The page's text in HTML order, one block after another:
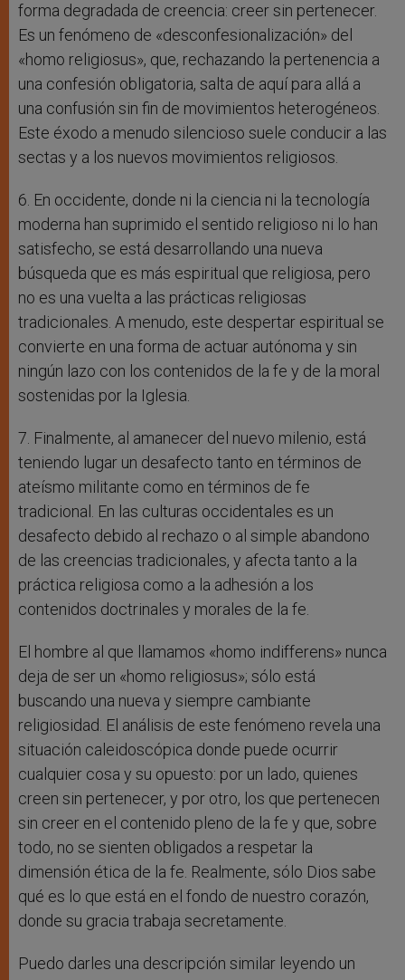
forma degradada de creencia: creer sin pertenecer.
Es un fenómeno de «desconfesionalización» del
«homo religiosus», que, rechazando la pertenencia a
una confesión obligatoria, salta de aquí para allá a
una confusión sin fin de movimientos heterogéneos.
Este éxodo a menudo silencioso suele conducir a las
sectas y a los nuevos movimientos religiosos.
6. En occidente, donde ni la ciencia ni la tecnología
moderna han suprimido el sentido religioso ni lo han
satisfecho, se está desarrollando una nueva
búsqueda que es más espiritual que religiosa, pero
no es una vuelta a las prácticas religiosas
tradicionales. A menudo, este despertar espiritual se
convierte en una forma de actuar autónoma y sin
ningún lazo con los contenidos de la fe y de la moral
sostenidas por la Iglesia.
7. Finalmente, al amanecer del nuevo milenio, está
teniendo lugar un desafecto tanto en términos de
ateísmo militante como en términos de fe
tradicional. En las culturas occidentales es un
desafecto debido al rechazo o al simple abandono
de las creencias tradicionales, y afecta tanto a la
práctica religiosa como a la adhesión a los
contenidos doctrinales y morales de la fe.
El hombre al que llamamos «homo indifferens» nunca
deja de ser un «homo religiosus»; sólo está
buscando una nueva y siempre cambiante
religiosidad. El análisis de este fenómeno revela una
situación caleidoscópica donde puede ocurrir
cualquier cosa y su opuesto: por un lado, quienes
creen sin pertenecer, y por otro, los que pertenecen
sin creer en el contenido pleno de la fe y que, sobre
todo, no se sienten obligados a respetar la
dimensión ética de la fe. Realmente, sólo Dios sabe
qué es lo que está en el fondo de nuestro corazón,
donde su gracia trabaja secretamente.
Puedo darles una descripción similar leyendo un